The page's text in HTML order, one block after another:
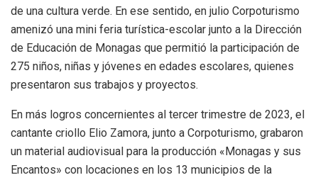
de una cultura verde. En ese sentido, en julio Corpoturismo
amenizó una mini feria turística-escolar junto a la Dirección
de Educación de Monagas que permitió la participación de
275 niños, niñas y jóvenes en edades escolares, quienes
presentaron sus trabajos y proyectos.
En más logros concernientes al tercer trimestre de 2023, el
cantante criollo Elio Zamora, junto a Corpoturismo, grabaron
un material audiovisual para la producción «Monagas y sus
Encantos» con locaciones en los 13 municipios de la